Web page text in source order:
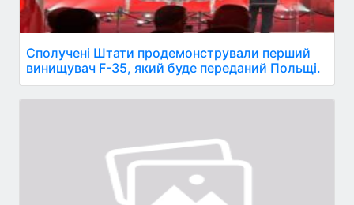
Сполучені Штати продемонстрували перший
винищувач F-35, який буде переданий Польщі.